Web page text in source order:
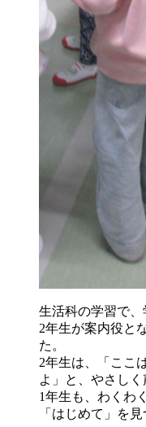
生活科の学習で、
2年生が案内役と
た。
2年生は、「ここ
よ」と、やさし
1年生も、わくわ
「はじめて」を